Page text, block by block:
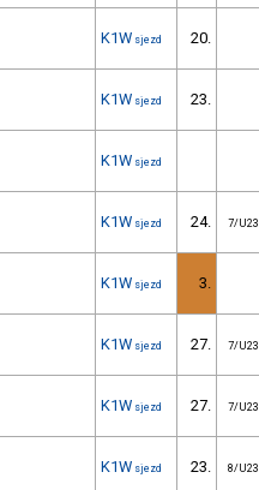
K1W sjezd 20.
K1W sjezd 23.
K1W sjezd
K1W sjezd 24. 7/U23
K1W sjezd 3.
K1W sjezd 27. 7/U23
K1W sjezd 27. 7/U23
K1W sjezd 23. 8/U23